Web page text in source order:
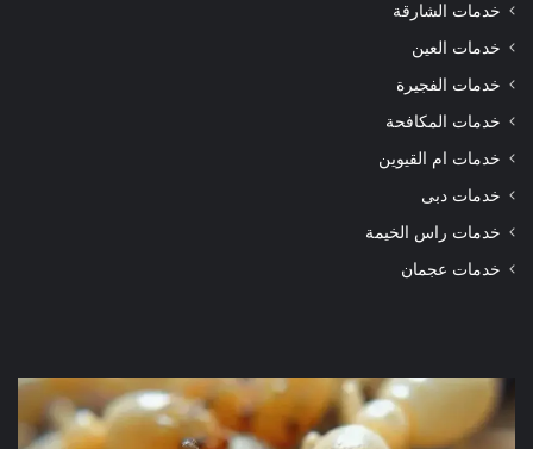
خدمات الشارقة
خدمات العين
خدمات الفجيرة
خدمات المكافحة
خدمات ام القيوين
خدمات دبى
خدمات راس الخيمة
خدمات عجمان
شركة
مكافحة
الرمة